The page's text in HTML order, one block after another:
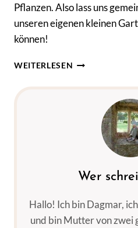
Pflanzen. Also lass uns
unseren eigenen kleinen
können!
WEITERLESEN BRINGE
GRÜNE
INDOOR
GARDENING:
ENTDECKE
TIPPS
UND
Wer
Hallo! Ich bin Dagmar,
und bin Mutter von zwei